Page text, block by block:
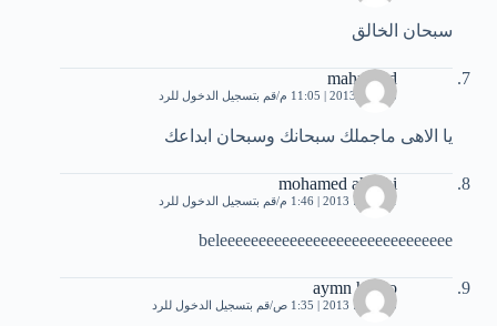
سبحان الخالق
mahmoud
8 يونيو، 2013 | 11:05 م قم بتسجيل الدخول للرد
يا الاهى ماجملك سبحانك وسبحان ابداعك
mohamed akachi
11 يونيو، 2013 | 1:46 م قم بتسجيل الدخول للرد
beleeeeeeeeeeeeeeeeeeeeeeeeeeeeee
aymn hasbo
15 يوليو، 2013 | 1:35 ص قم بتسجيل الدخول للرد